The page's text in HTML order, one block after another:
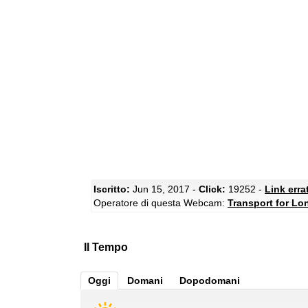
Iscritto: Jun 15, 2017 - Click: 19252 - Link
Operatore di questa Webcam: Transport for
Il Tempo
Oggi Domani Dopodomani